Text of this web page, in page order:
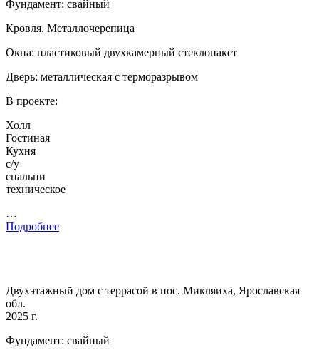
Фундамент: свайный
Кровля. Металлочерепица
Окна: пластиковый двухкамерный стеклопакет
Дверь: металлическая с терморазрывом
В проекте:
Холл
Гостиная
Кухня
с/у
спальни
техническое
…
Подробнее
Двухэтажный дом с террасой в пос. Микляиха, Ярославская
обл.
2025 г.
Фундамент: свайный